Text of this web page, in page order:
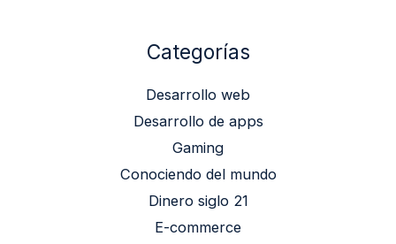
Categorías
Desarrollo web
Desarrollo de apps
Gaming
Conociendo del mundo
Dinero siglo 21
E-commerce